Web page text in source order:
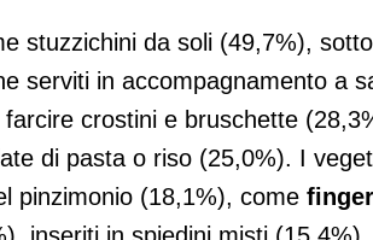
stuzzichini da soli (49,7%),
serviti in accompagnamento a
crostini e bruschette
di pasta o riso (25,0%). I
pinzimonio (18,1%), come